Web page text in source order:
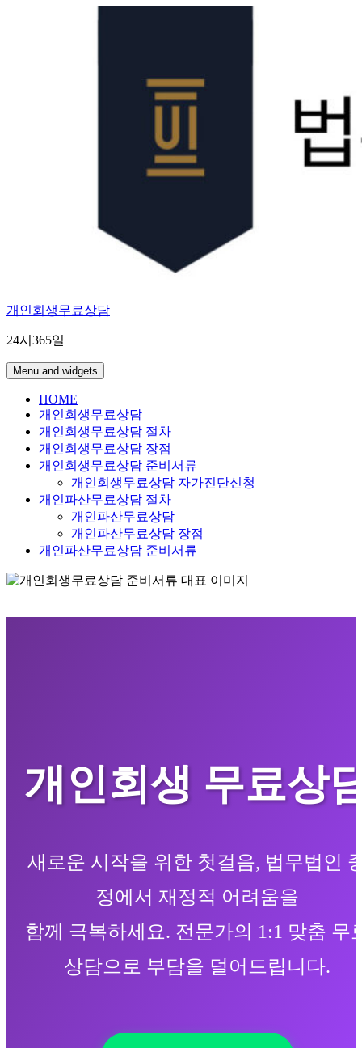
개인회생무료상담
24시365일
Menu and widgets
HOME
개인회생무료상담
개인회생무료상담 절차
개인회생무료상담 장점
개인회생무료상담 준비서류
개인회생무료상담 자가진단신청
개인파산무료상담 절차
개인파산무료상담
개인파산무료상담 장점
개인파산무료상담 준비서류
개인회생 무료상
새로운 시작을 위한 첫걸음, 법무법인
정에서 재정적 어려움을
함께 극복하세요. 전문가의 1:1 맞춤 무
상담으로 부담을 덜어드립니다.